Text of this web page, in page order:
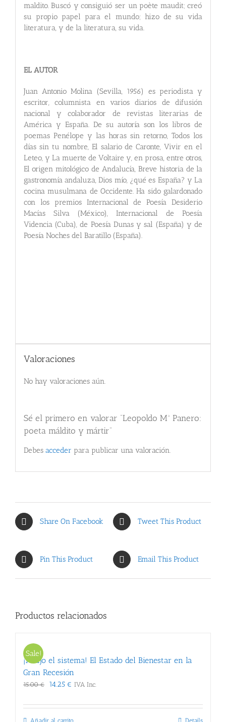
maldito. Buscó y consiguió ser un poète maudit; creó
su propio papel para el mundo; hizo de su vida
literatura, y de la literatura, su vida.
EL AUTOR
Juan Antonio Molina (Sevilla, 1956) es periodista y
escritor, columnista en varios diarios de difusión
nacional y colaborador de revistas literarias de
América y España. De su autoría son los libros de
poemas Penélope y las horas sin retorno, Todos los
días sin tu nombre, El salario de Caronte, Vivir en el
Leteo, y La muerte de Voltaire y, en prosa, entre otros,
El origen mitológico de Andalucía, Breve historia de la
gastronomía andaluza, Dios mío, ¿qué es España? y La
cocina musulmana de Occidente. Ha sido galardonado
con los premios Internacional de Poesía Desiderio
Macías Silva (México), Internacional de Poesía
Videncia (Cuba), de Poesía Dunas y sal (España) y de
Poesía Noches del Baratillo (España).
Valoraciones
No hay valoraciones aún.
Sé el primero en valorar “Leopoldo Mª Panero:
poeta máldito y mártir”
Debes acceder para publicar una valoración.
Share On Facebook Tweet This Product
Pin This Product Email This Product
Productos relacionados
Sale!
¡Abajo el sistema! El Estado del Bienestar en la
Gran Recesión
15.00€
El
original
era:
14.25 € El
actual
IVA Inc.
Añadir al carrito Details